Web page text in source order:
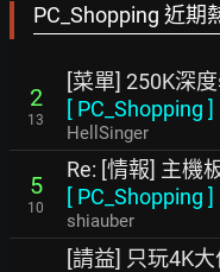
PC_Shopping 近期
2
13
[菜單] 250K深
[ PC_Shopping ]
HellSinger
5
10
Re: [情報] 主機
[ PC_Shopping ]
shiauber
[請益] 只玩4K